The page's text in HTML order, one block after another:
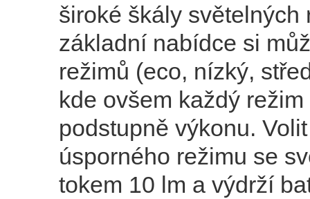
široké škály světelných
základní nabídce si
režimů (eco, nízký,
kde ovšem každý
podstupně výkonu.
úsporného režimu se
tokem 10 lm a výdrží